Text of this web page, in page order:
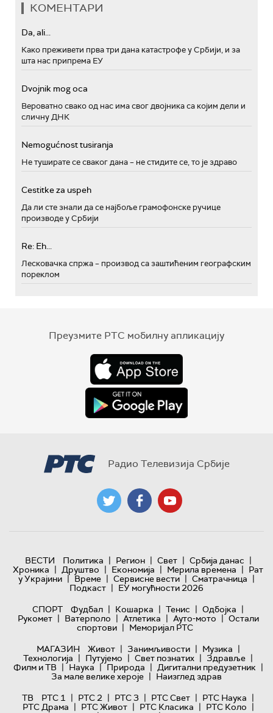
КОМЕНТАРИ
Da, ali...
Како преживети прва три дана катастрофе у Србији, и за
шта нас припрема ЕУ
Dvojnik mog oca
Вероватно свако од нас има свог двојника са којим дели и
сличну ДНК
Nemogućnost tusiranja
Не туширате се сваког дана – не стидите се, то је здраво
Cestitke za uspeh
Да ли сте знали да се најбоље грамофонске ручице
производе у Србији
Re: Eh...
Лесковачка спржа – производ са заштићеним географским
пореклом
Преузмите РТС мобилну апликацију
Радио Телевизија Србије
ВЕСТИ Политика | Регион | Свет | Србија данас |
Хроника | Друштво | Економија | Мерила времена | Рат
у Украјини | Време | Сервисне вести | Сматрачница |
Подкаст | ЕУ могућности 2026
СПОРТ
Фудбал | Кошарка | Тенис | Одбојка |
Рукомет | Ватерполо | Атлетика | Ауто-мото | Остали
спортови | Меморијал РТС
МАГАЗИН
Живот | Занимљивости | Музика |
Технологијa | Путујемо | Свет познатих | Здравље |
Филм и ТВ | Наука | Природа | Дигитални предузетник |
За мале велике хероје | Наизглед здрав
ТВ
РТС 1 | РТС 2 | РТС 3 | РТС Свет | РТС Наука |
РТС Драма | РТС Живот | РТС Класика | РТС Коло |